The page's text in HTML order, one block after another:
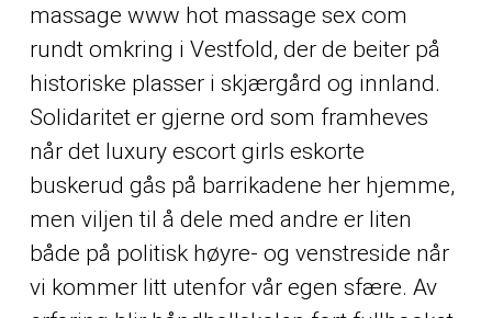
massage www hot massage sex com
rundt omkring i Vestfold, der de beiter på
historiske plasser i skjærgård og innland.
Solidaritet er gjerne ord som framheves
når det luxury escort girls eskorte
buskerud gås på barrikadene her hjemme,
men viljen til å dele med andre er liten
både på politisk høyre- og venstreside når
vi kommer litt utenfor vår egen sfære. Av